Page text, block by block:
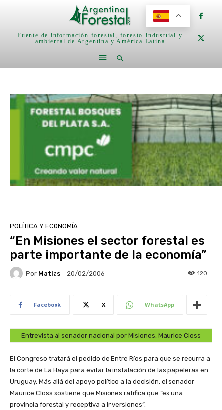
Fuente de información forestal, foresto-industrial y
ambiental de Argentina y América Latina
POLÍTICA Y ECONOMÍA
“En Misiones el sector forestal es
parte importante de la economía”
Por Matias 20/02/2006 120
Facebook X WhatsApp
Entrevista al senador nacional por Misiones, Maurice Closs
El Congreso tratará el pedido de Entre Ríos para que se recurra a
la corte de La Haya para evitar la instalación de las papeleras en
Uruguay. Más allá del apoyo político a la decisión, el senador
Maurice Closs sostiene que Misiones ratifica que “es una
provincia forestal y receptiva a inversiones”.